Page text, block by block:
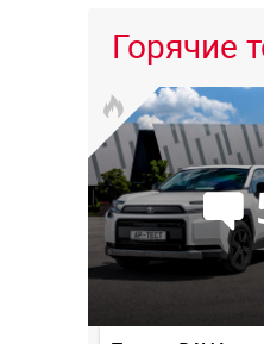
Горячие